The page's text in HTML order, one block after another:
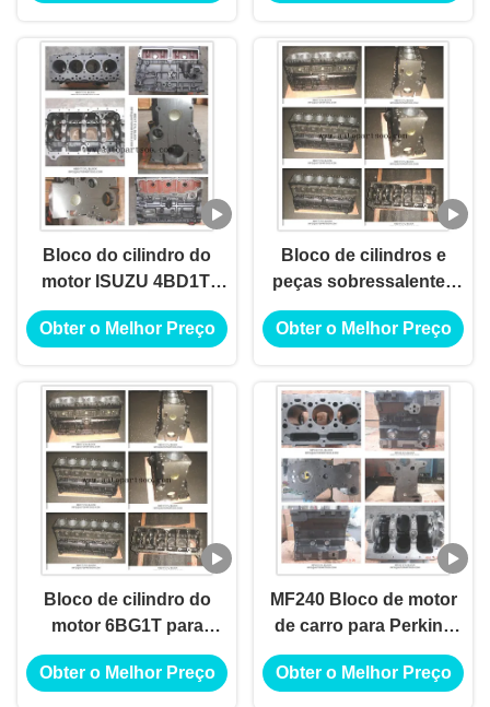
Bloco do cilindro do
motor ISUZU 4BD1T,
peças sobressalentes
de alto desempenho
Obter o Melhor Preço
Bloco de cilindros e
peças sobressalentes
do motor Isuzu 6bg1t
Bloque De Cilindro Blox
Obter o Melhor Preço
Bloco de cilindro do
motor 6BG1T para
ISUZU, bloco de cilindro
6BD1 6BG1 de ISUZU
Obter o Melhor Preço
MF240 Bloco de motor
de carro para Perkins
com serviço OEM de
alto desempenho
Obter o Melhor Preço